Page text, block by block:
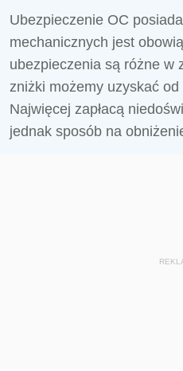
Ubezpieczenie OC
mechanicznych jest
ubezpieczenia są różne w
zniżki możemy uzyskać
Najwięcej zapłacą
jednak sposób na